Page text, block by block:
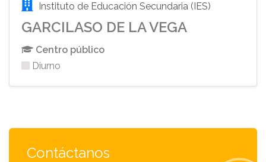
Instituto de Educación Secundaria (IES)
GARCILASO DE LA VEGA
Centro público
Diurno
Contáctanos